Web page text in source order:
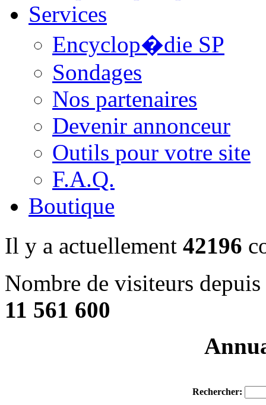
Services
Encyclop�die SP
Sondages
Nos partenaires
Devenir annonceur
Outils pour votre site
F.A.Q.
Boutique
Il y a actuellement 42196
Nombre de visiteurs
11 561 600
Rechercher: